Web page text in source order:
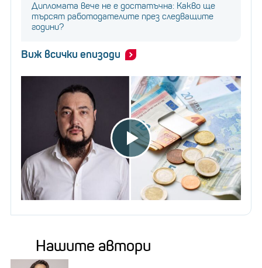
Дипломата вече не е достатъчна: Какво ще
търсят работодателите през следващите
години?
Виж всички епизоди
Нашите автори